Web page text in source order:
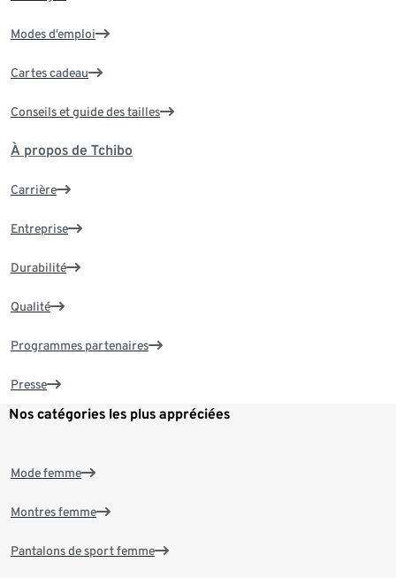
Modes d’emploi
Cartes cadeau
Conseils et guide des tailles
À propos de Tchibo
Carrière
Entreprise
Durabilité
Qualité
Programmes partenaires
Presse
Nos catégories les plus appréciées
Mode femme
Montres femme
Pantalons de sport femme